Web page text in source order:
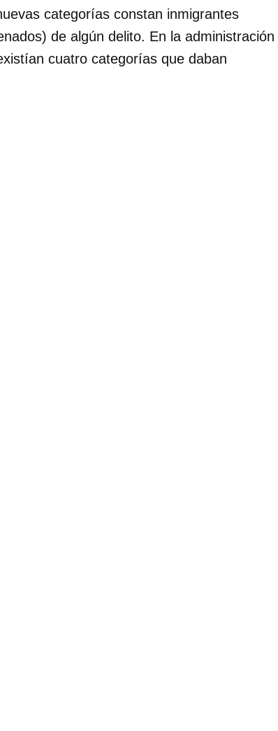
categorías constan inmigrantes
de algún delito. En la administración
cuatro categorías que daban